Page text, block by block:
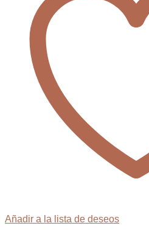
Añadir a la lista de deseos